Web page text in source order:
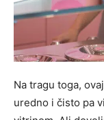
Na tragu toga,
uredno i čisto pa